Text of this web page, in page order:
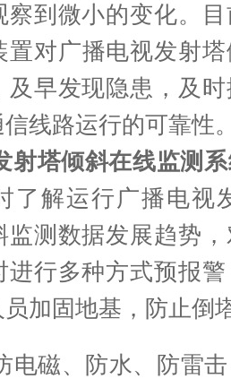
察到微小的变化。
置对广播电视发射塔
及早发现隐患，及
线路运行的可靠性
射塔倾斜在线监测
了解运行广播电视
监测数据发展趋势
进行多种方式预报
加固地基，防止倒
电磁、防水、防雷